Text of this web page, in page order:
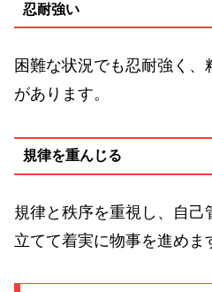
忍耐強い
困難な状況でも忍耐強く
があります。
規律を重んじる
規律と秩序を重視し、自己
立てて着実に物事を進めま